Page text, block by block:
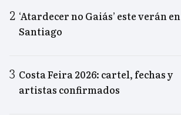
‘Atardecer no Gaiás’ este verán en
Santiago
Costa Feira 2026: cartel, fechas y
artistas confirmados